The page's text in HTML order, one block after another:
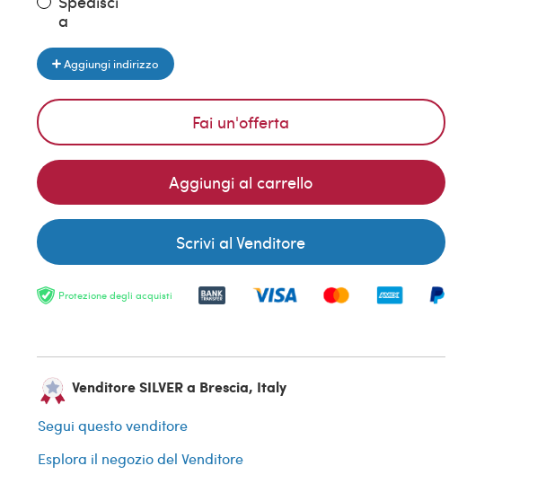
a
Aggiungi indirizzo
Fai un'offerta
Aggiungi al carrello
Scrivi al Venditore
Protezione degli acquisti
Venditore SILVER a Brescia, Italy
Segui questo venditore
Esplora il negozio del Venditore